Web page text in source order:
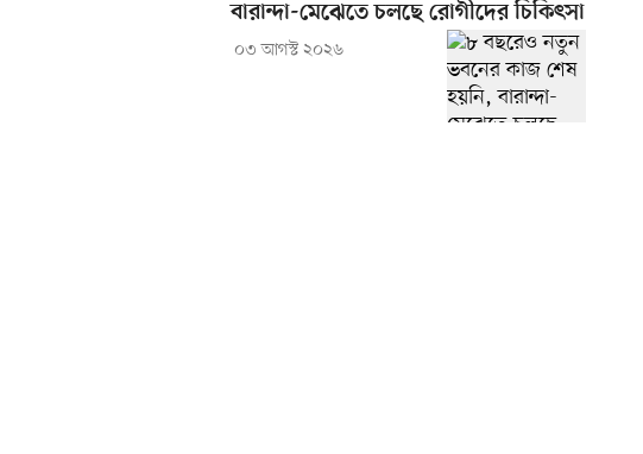
বারান্দা-মেঝেতে চলছে রোগীদের চিকিৎসা
০৩ আগস্ট ২০২৬